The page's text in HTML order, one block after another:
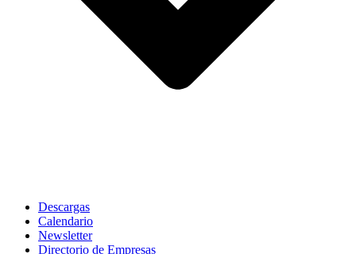
Descargas
Calendario
Newsletter
Directorio de Empresas